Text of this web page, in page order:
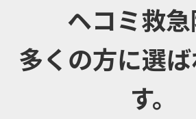
ヘコミ救
多くの方に選
す。